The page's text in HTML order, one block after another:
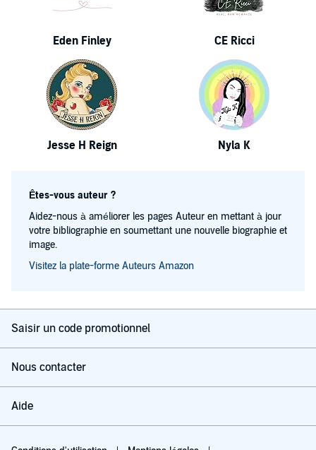
Eden Finley CE Ricci
Jesse H Reign Nyla K
Êtes-vous auteur ?
Aidez-nous à améliorer les pages Auteur en mettant à jour
votre bibliographie en soumettant une nouvelle biographie et
image.
Visitez la plate-forme Auteurs Amazon
Saisir un code promotionnel
Nous contacter
Aide